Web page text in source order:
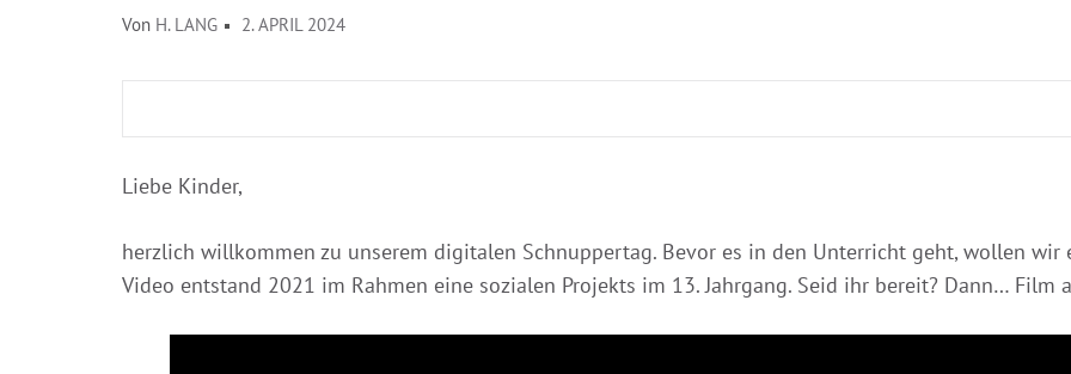
Von H. LANG 2. APRIL 2024
Liebe Kinder,
herzlich willkommen zu unserem digitalen Schnuppertag. Bevor es in den Unterricht geht, wollen wir
Video entstand 2021 im Rahmen eine sozialen Projekts im 13. Jahrgang. Seid ihr bereit? Dann… Film